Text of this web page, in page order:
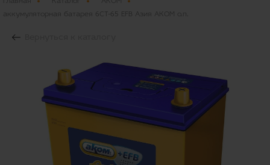
аккумуляторная батарея 6СТ-65 EFB Азия АКОМ о.п.